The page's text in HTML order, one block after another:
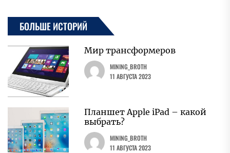
БОЛЬШЕ ИСТОРИЙ
Мир трансформеров
MINING_BROTH
11 АВГУСТА 2023
Планшет Apple iPad – какой
выбрать?
MINING_BROTH
11 АВГУСТА 2023